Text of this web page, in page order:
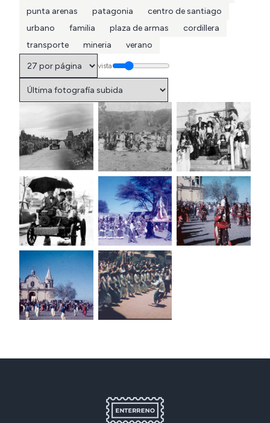
punta arenas
patagonia
centro de santiago
urbano
familia plaza de armas
cordillera
transporte
mineria verano
vista